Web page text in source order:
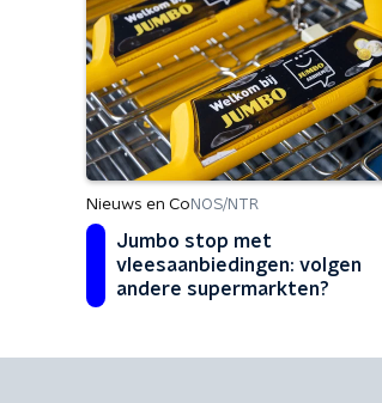
Nieuws en Co NOS/NTR
Jumbo stop met
vleesaanbiedingen: volgen
andere supermarkten?